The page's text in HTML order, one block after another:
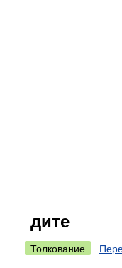
дите
Толкование